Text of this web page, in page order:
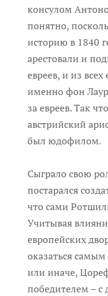
консулом
понятно,
историю в 1840
арестовали и
евреев, и из
именно фон
за евреев. Так
австрийский
был юдофилом.
Сыграло свою
постарался
что сами
Учитывая
европейских
оказаться
или иначе,
победителем –